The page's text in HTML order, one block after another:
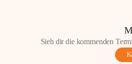
Sieh dir die kommenden